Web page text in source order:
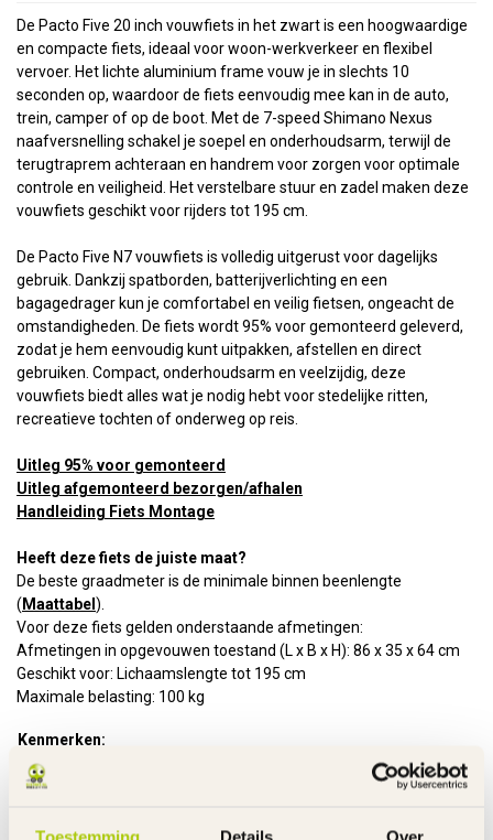
De Pacto Five 20 inch vouwfiets in het zwart is een hoogwaardige
en compacte fiets, ideaal voor woon-werkverkeer en flexibel
vervoer. Het lichte aluminium frame vouw je in slechts 10
seconden op, waardoor de fiets eenvoudig mee kan in de auto,
trein, camper of op de boot. Met de 7-speed Shimano Nexus
naafversnelling schakel je soepel en onderhoudsarm, terwijl de
terugtraprem achteraan en handrem voor zorgen voor optimale
controle en veiligheid. Het verstelbare stuur en zadel maken deze
vouwfiets geschikt voor rijders tot 195 cm.
De Pacto Five N7 vouwfiets is volledig uitgerust voor dagelijks
gebruik. Dankzij spatborden, batterijverlichting en een
bagagedrager kun je comfortabel en veilig fietsen, ongeacht de
omstandigheden. De fiets wordt 95% voor gemonteerd geleverd,
zodat je hem eenvoudig kunt uitpakken, afstellen en direct
gebruiken. Compact, onderhoudsarm en veelzijdig, deze
vouwfiets biedt alles wat je nodig hebt voor stedelijke ritten,
recreatieve tochten of onderweg op reis.
Uitleg 95% voor gemonteerd
Uitleg afgemonteerd bezorgen/afhalen
Handleiding Fiets Montage
Heeft deze fiets de juiste maat?
De beste graadmeter is de minimale binnen beenlengte
( Maattabel ).
Voor deze fiets gelden onderstaande afmetingen:
Afmetingen in opgevouwen toestand (L x B x H): 86 x 35 x 64 cm
Geschikt voor: Lichaamslengte tot 195 cm
Maximale belasting: 100 kg
Kenmerken:
Frame
Versnellingen